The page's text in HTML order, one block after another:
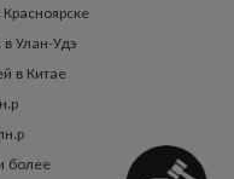
Улан-Удэ
в Китае
более